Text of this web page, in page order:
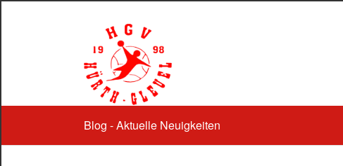
Blog - Aktuelle Neuigkeiten